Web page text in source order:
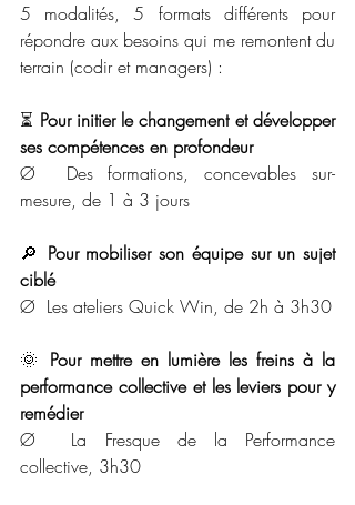
5 modalités, 5 formats différents pour
répondre aux besoins qui me remontent du
terrain (codir et managers) :
⏳ Pour initier le changement et développer
ses compétences en profondeur
Ø  Des formations, concevables sur-
mesure, de 1 à 3 jours
🔎 Pour mobiliser son équipe sur un sujet
ciblé
Ø  Les ateliers Quick Win, de 2h à 3h30
🌞 Pour mettre en lumière les freins à la
performance collective et les leviers pour y
remédier
Ø  La Fresque de la Performance
collective, 3h30